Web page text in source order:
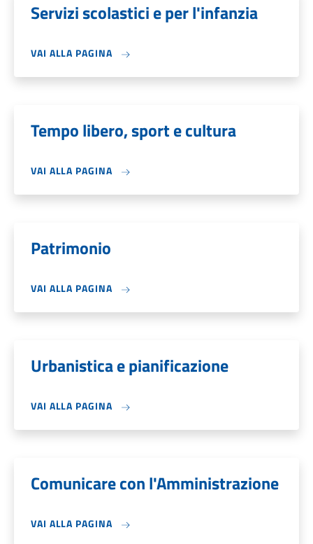
Servizi scolastici e per l'infanzia
VAI ALLA PAGINA
Tempo libero, sport e cultura
VAI ALLA PAGINA
Patrimonio
VAI ALLA PAGINA
Urbanistica e pianificazione
VAI ALLA PAGINA
Comunicare con l'Amministrazione
VAI ALLA PAGINA